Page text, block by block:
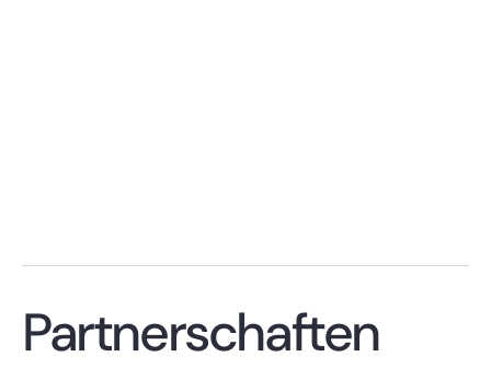
Partnerschaften